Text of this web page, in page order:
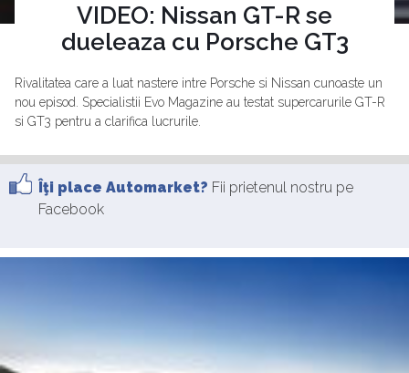
VIDEO: Nissan GT-R se
dueleaza cu Porsche GT3
Rivalitatea care a luat nastere intre Porsche si Nissan cunoaste un
nou episod. Specialistii Evo Magazine au testat supercarurile GT-R
si GT3 pentru a clarifica lucrurile.
Îţi place Automarket? Fii prietenul nostru pe
Facebook